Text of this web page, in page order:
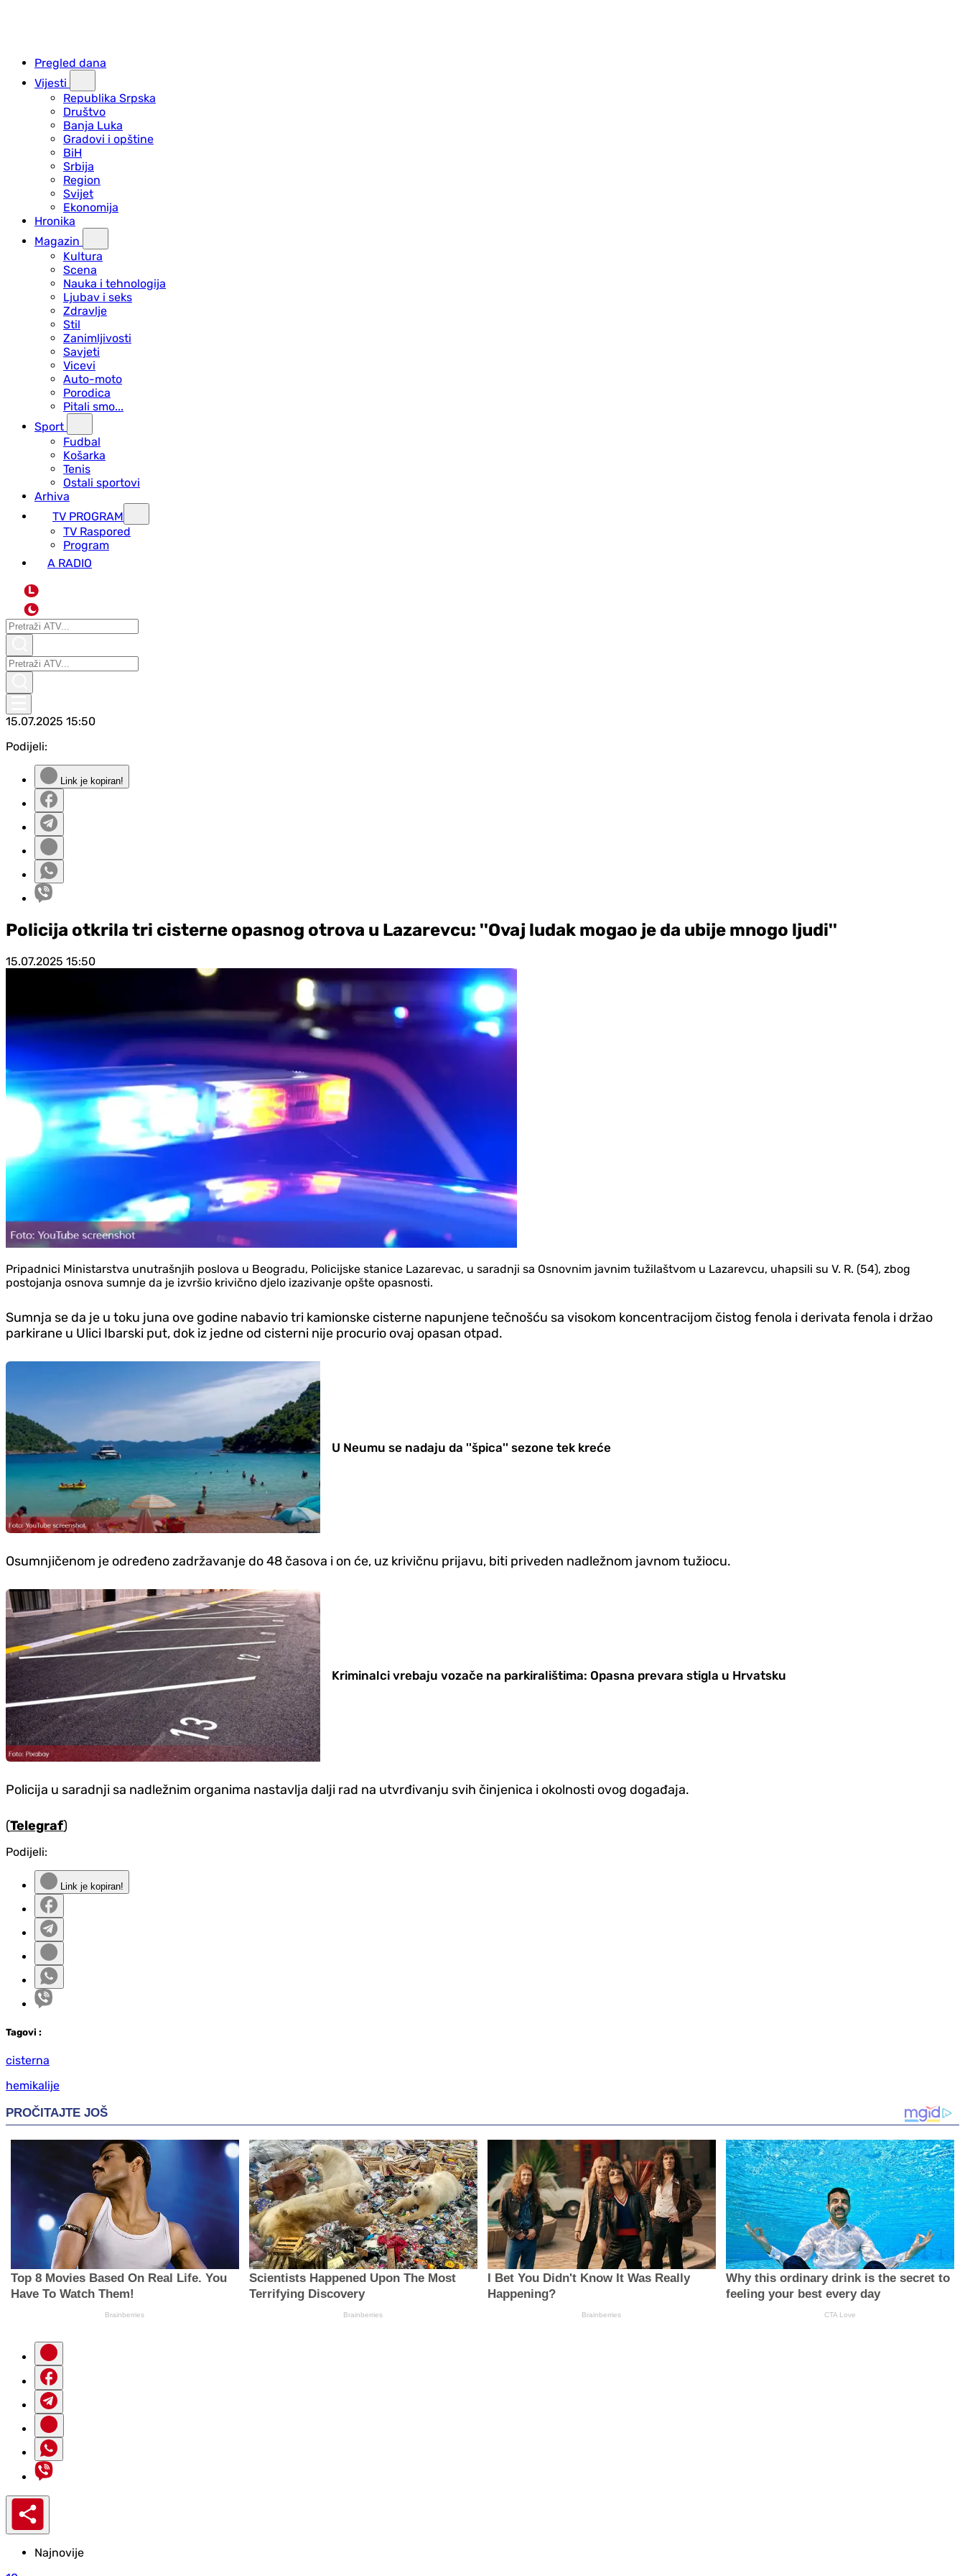
Pregled dana
Vijesti
Republika Srpska
Društvo
Banja Luka
Gradovi i opštine
BiH
Srbija
Region
Svijet
Ekonomija
Hronika
Magazin
Kultura
Scena
Nauka i tehnologija
Ljubav i seks
Zdravlje
Stil
Zanimljivosti
Savjeti
Vicevi
Auto-moto
Porodica
Pitali smo...
Sport
Fudbal
Košarka
Tenis
Ostali sportovi
Arhiva
TV PROGRAM
ТV Raspored
Program
A RADIO
L
15.07.2025 15:50
Podijeli:
Link je kopiran!
Policija otkrila tri cisterne opasnog otrova u Lazarevcu: ''Ovaj ludak mogao je da ubije mnogo ljudi''
15.07.2025 15:50
Pripadnici Ministarstva unutrašnjih poslova u Beogradu, Policijske stanice Lazarevac, u saradnji sa Osnovnim javnim tužilaštvom u Lazarevcu, uhapsili su V. R. (54), zbog
postojanja osnova sumnje da je izvršio krivično djelo izazivanje opšte opasnosti.
Sumnja se da je u toku juna ove godine nabavio tri kamionske cisterne napunjene tečnošću sa visokom koncentracijom čistog fenola i derivata fenola i držao
parkirane u Ulici Ibarski put, dok iz jedne od cisterni nije procurio ovaj opasan otpad.
U Neumu se nadaju da ''špica'' sezone tek kreće
Osumnjičenom je određeno zadržavanje do 48 časova i on će, uz krivičnu prijavu, biti priveden nadležnom javnom tužiocu.
Kriminalci vrebaju vozače na parkiralištima: Opasna prevara stigla u Hrvatsku
Policija u saradnji sa nadležnim organima nastavlja dalji rad na utvrđivanju svih činjenica i okolnosti ovog događaja.
(Telegraf)
Podijeli:
Link je kopiran!
Tagovi :
cisterna
hemikalije
Najnovije